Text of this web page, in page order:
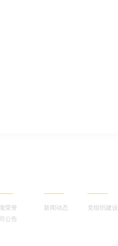
荣誉
公告
新闻动态 党组织建设